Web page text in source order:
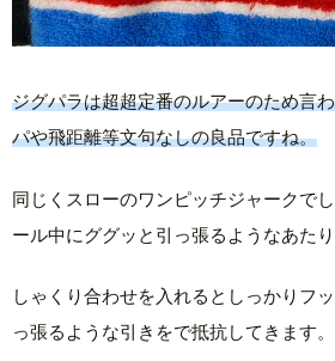
ジグパラは超超定番のルアーのため言
パや飛距離等文句なしの良品ですね。
同じくスローのワンピッチジャークで
ール中にググッと引っ張るようなあたり
しゃくり合わせを入れるとしっかりフ
っ張るような引きをで抵抗してきます。